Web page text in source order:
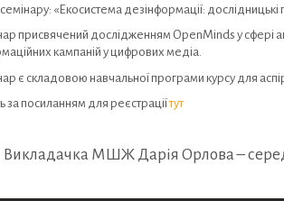
«Екосистема дезінформації:
присвячений дослідженням OpenMinds у сфері
кампаній у цифрових медіа.
є складовою навчальної програми курсу для
за посиланням для реєстраціїтут